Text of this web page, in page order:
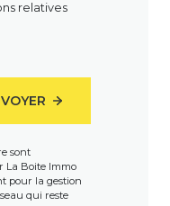
relatives
sont
La Boite Immo
pour la gestion
qui reste